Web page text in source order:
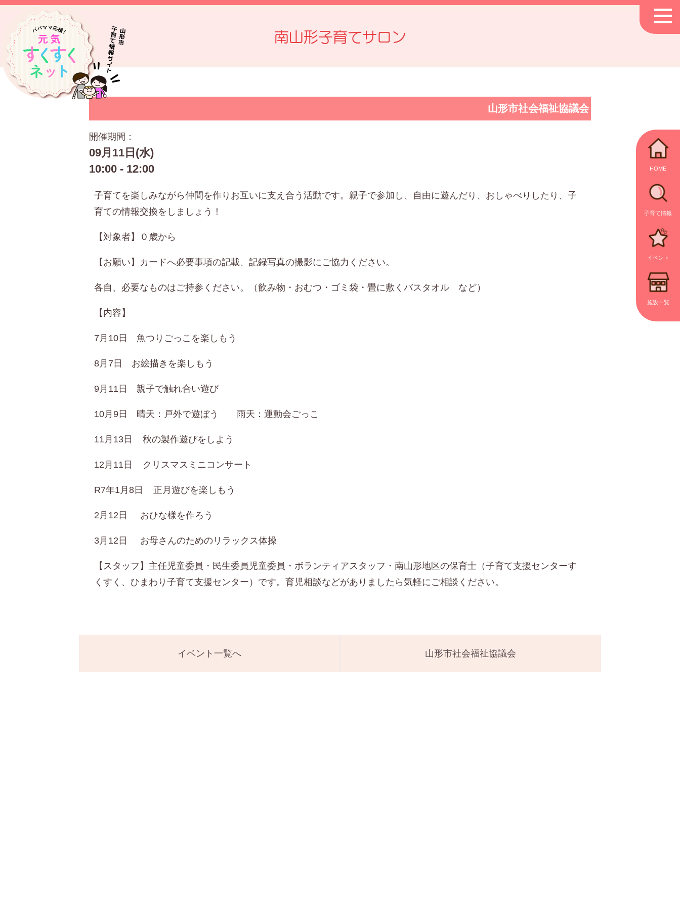
HOME
子育て情報
イベント
施設一覧
南山形子育てサロン
山形市社会福祉協議会
開催期間：
09月11日(水)
10:00 - 12:00
子育てを楽しみながら仲間を作りお互いに支え合う活動です。親子で参加し、自由に遊んだり、おしゃべりしたり、子
育ての情報交換をしましょう！
【対象者】０歳から
【お願い】カードへ必要事項の記載、記録写真の撮影にご協力ください。
各自、必要なものはご持参ください。（飲み物・おむつ・ゴミ袋・畳に敷くバスタオル など）
【内容】
7月10日 魚つりごっこを楽しもう
8月7日 お絵描きを楽しもう
9月11日 親子で触れ合い遊び
10月9日 晴天：戸外で遊ぼう 雨天：運動会ごっこ
11月13日 秋の製作遊びをしよう
12月11日 クリスマスミニコンサート
R7年1月8日 正月遊びを楽しもう
2月12日 おひな様を作ろう
3月12日 お母さんのためのリラックス体操
【スタッフ】主任児童委員・民生委員児童委員・ボランティアスタッフ・南山形地区の保育士（子育て支援センターす
くすく、ひまわり子育て支援センター）です。育児相談などがありましたら気軽にご相談ください。
イベント一覧へ 山形市社会福祉協議会